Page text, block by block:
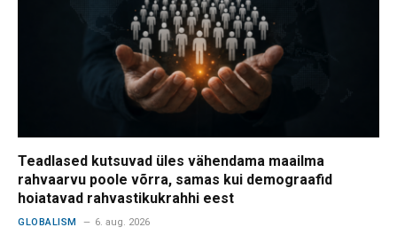
Teadlased kutsuvad üles vähendama maailma
rahvaarvu poole võrra, samas kui demograafid
hoiatavad rahvastikukrahhi eest
GLOBALISM 6. aug. 2026